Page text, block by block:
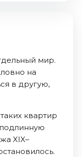
мир.
на
в другую,
квартир
XIX–